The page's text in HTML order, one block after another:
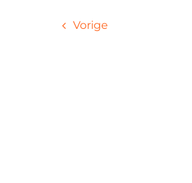
Vorige